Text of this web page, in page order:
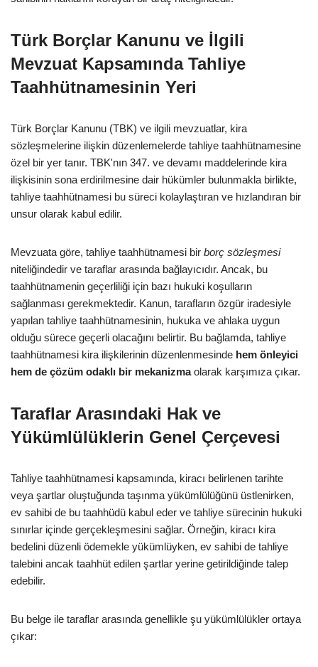
Türk Borçlar Kanunu ve İlgili
Mevzuat Kapsamında Tahliye
Taahhütnamesinin Yeri
Türk Borçlar Kanunu (TBK) ve ilgili mevzuatlar, kira
sözleşmelerine ilişkin düzenlemelerde tahliye taahhütnamesine
özel bir yer tanır. TBK'nın 347. ve devamı maddelerinde kira
ilişkisinin sona erdirilmesine dair hükümler bulunmakla birlikte,
tahliye taahhütnamesi bu süreci kolaylaştıran ve hızlandıran bir
unsur olarak kabul edilir.
Mevzuata göre, tahliye taahhütnamesi bir borç sözleşmesi
niteliğindedir ve taraflar arasında bağlayıcıdır. Ancak, bu
taahhütnamenin geçerliliği için bazı hukuki koşulların
sağlanması gerekmektedir. Kanun, tarafların özgür iradesiyle
yapılan tahliye taahhütnamesinin, hukuka ve ahlaka uygun
olduğu sürece geçerli olacağını belirtir. Bu bağlamda, tahliye
taahhütnamesi kira ilişkilerinin düzenlenmesinde hem önleyici
hem de çözüm odaklı bir mekanizmaolarak karşımıza çıkar.
Taraflar Arasındaki Hak ve
Yükümlülüklerin Genel Çerçevesi
Tahliye taahhütnamesi kapsamında, kiracı belirlenen tarihte
veya şartlar oluştuğunda taşınma yükümlülüğünü üstlenirken,
ev sahibi de bu taahhüdü kabul eder ve tahliye sürecinin hukuki
sınırlar içinde gerçekleşmesini sağlar. Örneğin, kiracı kira
bedelini düzenli ödemekle yükümlüyken, ev sahibi de tahliye
talebini ancak taahhüt edilen şartlar yerine getirildiğinde talep
edebilir.
Bu belge ile taraflar arasında genellikle şu yükümlülükler ortaya
çıkar: